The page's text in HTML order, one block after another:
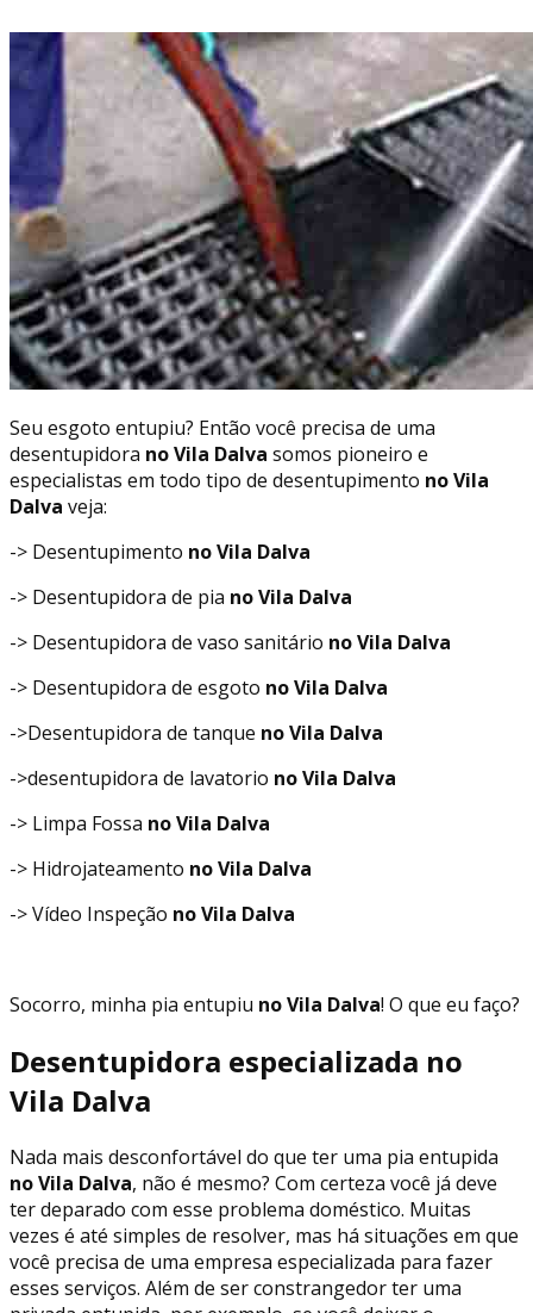
Seu esgoto entupiu? Então você precisa de uma
desentupidora no Vila Dalva somos pioneiro e
especialistas em todo tipo de desentupimento no Vila
Dalva veja:
-> Desentupimento no Vila Dalva
-> Desentupidora de pia no Vila Dalva
-> Desentupidora de vaso sanitário no Vila Dalva
-> Desentupidora de esgoto no Vila Dalva
->Desentupidora de tanque no Vila Dalva
->desentupidora de lavatorio no Vila Dalva
-> Limpa Fossa no Vila Dalva
-> Hidrojateamento no Vila Dalva
-> Vídeo Inspeção no Vila Dalva
Socorro, minha pia entupiu no Vila Dalva! O que eu faço?
Desentupidora especializada no
Vila Dalva
Nada mais desconfortável do que ter uma pia entupida
no Vila Dalva, não é mesmo? Com certeza você já deve
ter deparado com esse problema doméstico. Muitas
vezes é até simples de resolver, mas há situações em que
você precisa de uma empresa especializada para fazer
esses serviços. Além de ser constrangedor ter uma